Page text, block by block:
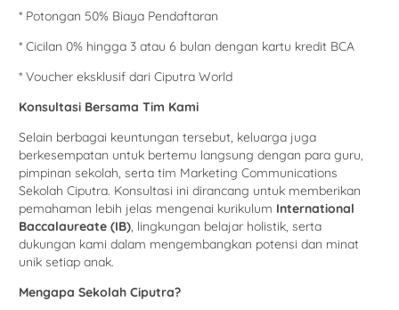
* Potongan 50% Biaya Pendaftaran
* Cicilan 0% hingga 3 atau 6 bulan dengan kartu kredit BCA
* Voucher eksklusif dari Ciputra World
Konsultasi Bersama Tim Kami
Selain berbagai keuntungan tersebut, keluarga juga
berkesempatan untuk bertemu langsung dengan para guru,
pimpinan sekolah, serta tim Marketing Communications
Sekolah Ciputra. Konsultasi ini dirancang untuk memberikan
pemahaman lebih jelas mengenai kurikulum International
Baccalaureate (IB) , lingkungan belajar holistik, serta
dukungan kami dalam mengembangkan potensi dan minat
unik setiap anak.
Mengapa Sekolah Ciputra?